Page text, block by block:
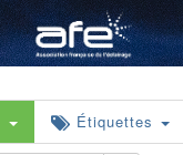
Étiquettes